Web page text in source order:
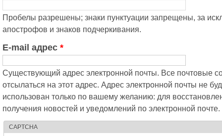
Пробелы разрешены; знаки пунктуации запрещены, за
апострофов и знаков подчеркивания.
E-mail адрес *
Существующий адрес электронной почты. Все почтовые
отсылаться на этот адрес. Адрес электронной почты не
использован только по вашему желанию: для
получения новостей и уведомлений по электронной почте.
CAPTCHA